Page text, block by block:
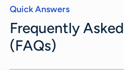
Quick Answers
Frequently
(FAQs)